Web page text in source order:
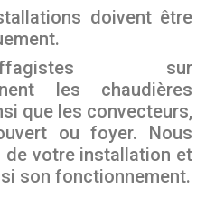
doivent être
sur
les chaudières
que les convecteurs,
ou foyer. Nous
votre installation et
son fonctionnement.